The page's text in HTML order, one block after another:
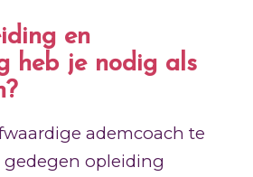
en
heb je nodig als
ademcoach te
gedegen opleiding